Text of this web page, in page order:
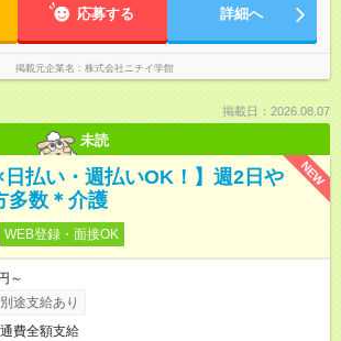
応募する 詳細へ
掲載元企業名 株式会社ニチイ学館
掲載日：2026.08.07
未読
NEW
日払い・週払いOK！】週2日や
多数＊介護
WEB登録・面接OK
～
途支給あり
費全額支給